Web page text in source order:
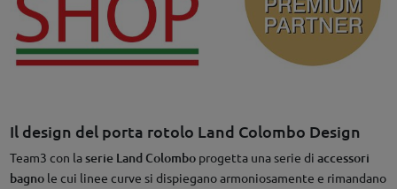
Il design del porta rotolo Land Colombo Design
Team3 con laserie Land Colomboprogetta una serie di accessori
bagnole cui linee curve si dispiegano armoniosamente e rimandano